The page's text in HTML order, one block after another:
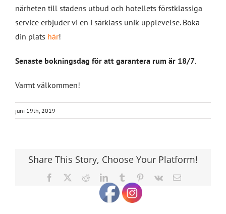
närheten till stadens utbud och hotellets förstklassiga
service erbjuder vi en i särklass unik upplevelse. Boka
din plats här!
Senaste bokningsdag för att garantera rum är 18/7.
Varmt välkommen!
juni 19th, 2019
Share This Story, Choose Your Platform!
Facebook RedditLinkedInTumblr Pinterest
Vk
E-